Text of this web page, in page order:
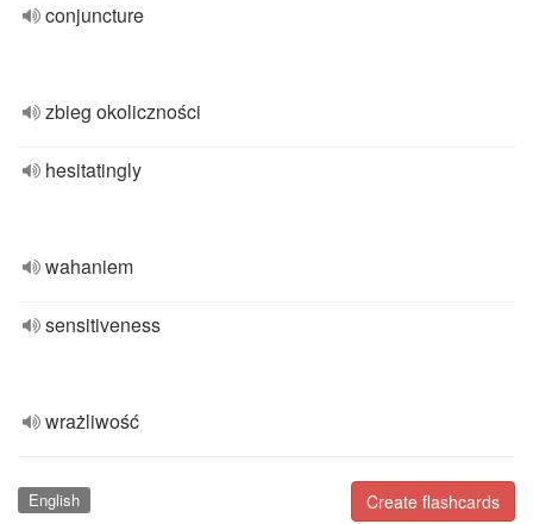
conjuncture
zbieg okoliczności
hesitatingly
wahaniem
sensitiveness
wrażliwość
Create flashcards
English